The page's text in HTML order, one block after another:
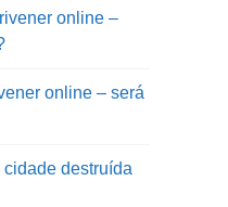
online –
online – será
destruída